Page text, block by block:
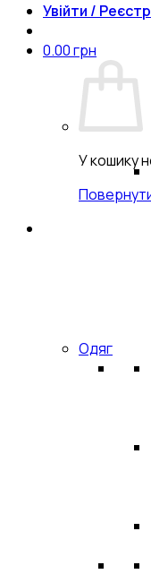
Увійти /
0.00грн
У кошику
Одяг